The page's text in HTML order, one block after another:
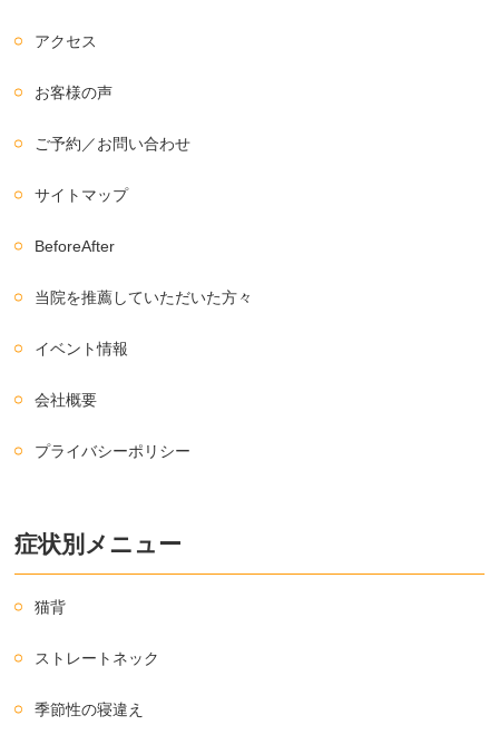
アクセス
お客様の声
ご予約／お問い合わせ
サイトマップ
BeforeAfter
当院を推薦していただいた方々
イベント情報
会社概要
プライバシーポリシー
症状別メニュー
猫背
ストレートネック
季節性の寝違え